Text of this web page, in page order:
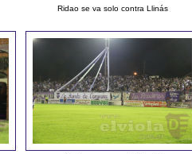
Ridao se va solo contra Llinás